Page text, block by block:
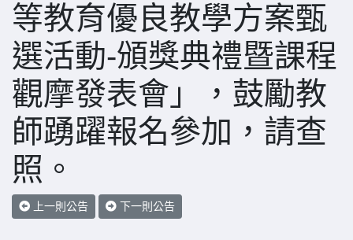
等教育優良教學方案甄
選活動-頒獎典禮暨課程
觀摩發表會」，鼓勵教
師踴躍報名參加，請查
照。
上一則公告 下一則公告